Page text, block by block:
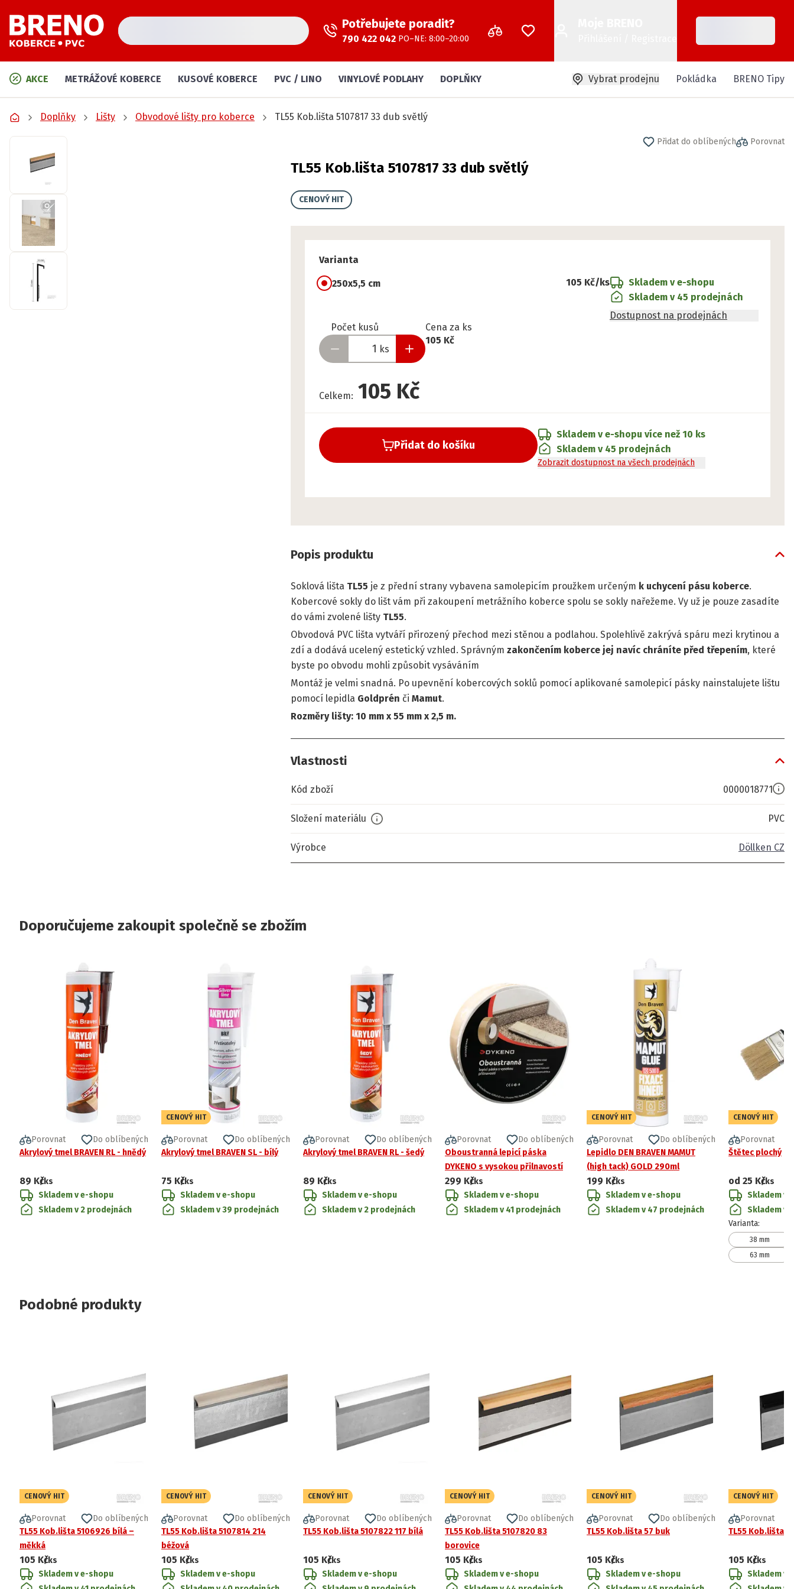
Potřebujete poradit?
790 422 042 PO–NE: 8:00–20:00
AKCE METRÁŽOVÉ KOBERCE KUSOVÉ KOBERCE PVC / LINO VINYLOVÉ PODLAHY DOPLŇKY Vybrat prodejnu Pokládka BRENO Tipy
Doplňky Lišty Obvodové lišty pro koberce TL55 Kob.lišta 5107817 33 dub světlý
Přidat do oblíbených Porovnat
TL55 Kob.lišta 5107817 33 dub světlý
CENOVÝ HIT
Varianta
250x5,5 cm 105 Kč/ks
Skladem v e-shopu
Skladem v 45 prodejnách
Dostupnost na prodejnách
Počet kusů
ks
Připraveno
Cena za ks
105 Kč
Celkem: 105 Kč
Přidat do košíku
Skladem v e-shopu více než 10 ks
Skladem v 45 prodejnách
Zobrazit dostupnost na všech prodejnách
Popis produktu
Soklová lišta TL55 je z přední strany vybavena samolepicím proužkem určeným k uchycení pásu koberce.
Kobercové sokly do lišt vám při zakoupení metrážního koberce spolu se sokly nařežeme. Vy už je pouze zasadíte
do vámi zvolené lišty TL55.
Obvodová PVC lišta vytváří přirozený přechod mezi stěnou a podlahou. Spolehlivě zakrývá spáru mezi krytinou a
zdí a dodává ucelený estetický vzhled. Správným zakončením koberce jej navíc chráníte před třepením, které
byste po obvodu mohli způsobit vysáváním
Montáž je velmi snadná. Po upevnění kobercových soklů pomocí aplikované samolepicí pásky nainstalujete lištu
pomocí lepidla Goldprén či Mamut.
Rozměry lišty: 10 mm x 55 mm x 2,5 m.
Vlastnosti
Kód zboží 0000018771
Složení materiálu PVC
Výrobce Döllken CZ
Doporučujeme zakoupit společně se zbožím
Porovnat
Do oblíbených
Akrylový tmel BRAVEN RL - hnědý
89 Kč/ks
Skladem v e-shopu
Skladem v 2 prodejnách
CENOVÝ HIT
Porovnat
Do oblíbených
Akrylový tmel BRAVEN SL - bílý
75 Kč/ks
Skladem v e-shopu
Skladem v 39 prodejnách
Porovnat
Do oblíbených
Akrylový tmel BRAVEN RL - šedý
89 Kč/ks
Skladem v e-shopu
Skladem v 2 prodejnách
Porovnat
Do oblíbených
Oboustranná lepicí páska
DYKENO s vysokou přilnavostí
299 Kč/ks
Skladem v e-shopu
Skladem v 41 prodejnách
CENOVÝ HIT
Porovnat
Do oblíbených
Lepidlo DEN BRAVEN MAMUT
(high tack) GOLD 290ml
199 Kč/ks
Skladem v e-shopu
Skladem v 47 prodejnách
CENOVÝ HIT
Porovnat
Štětec plochý
od 25 Kč/ks
Skladem v
Skladem v
Varianta:
38 mm
63 mm
Podobné produkty
CENOVÝ HIT
Porovnat
Do oblíbených
TL55 Kob.lišta 5106926 bílá –
měkká
105 Kč/ks
Skladem v e-shopu
CENOVÝ HIT
Porovnat
Do oblíbených
TL55 Kob.lišta 5107814 214
béžová
105 Kč/ks
Skladem v e-shopu
CENOVÝ HIT
Porovnat
Do oblíbených
TL55 Kob.lišta 5107822 117 bílá
105 Kč/ks
Skladem v e-shopu
CENOVÝ HIT
Porovnat
Do oblíbených
TL55 Kob.lišta 5107820 83
borovice
105 Kč/ks
Skladem v e-shopu
CENOVÝ HIT
Porovnat
Do oblíbených
TL55 Kob.lišta 57 buk
105 Kč/ks
Skladem v e-shopu
CENOVÝ HIT
Porovnat
TL55 Kob.lišta
105 Kč/ks
Skladem v